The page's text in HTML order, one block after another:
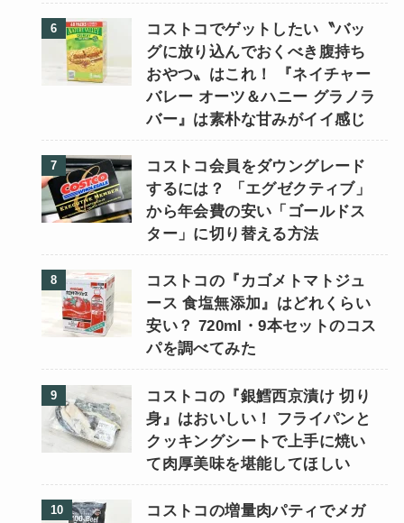
コストコでゲットしたい〝バッ
グに放り込んでおくべき腹持ち
おやつ〟はこれ！ 『ネイチャー
バレー オーツ＆ハニー グラノラ
バー』は素朴な甘みがイイ感じ
コストコ会員をダウングレード
するには？ 「エグゼクティブ」
から年会費の安い「ゴールドス
ター」に切り替える方法
コストコの『カゴメトマトジュ
ース 食塩無添加』はどれくらい
安い？ 720ml・9本セットのコス
パを調べてみた
コストコの『銀鱈西京漬け 切り
身』はおいしい！ フライパンと
クッキングシートで上手に焼い
て肉厚美味を堪能してほしい
コストコの増量肉パティでメガ